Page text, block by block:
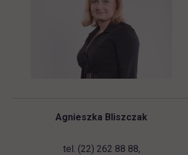
Agnieszka Bliszczak
tel. (22) 262 88 88,